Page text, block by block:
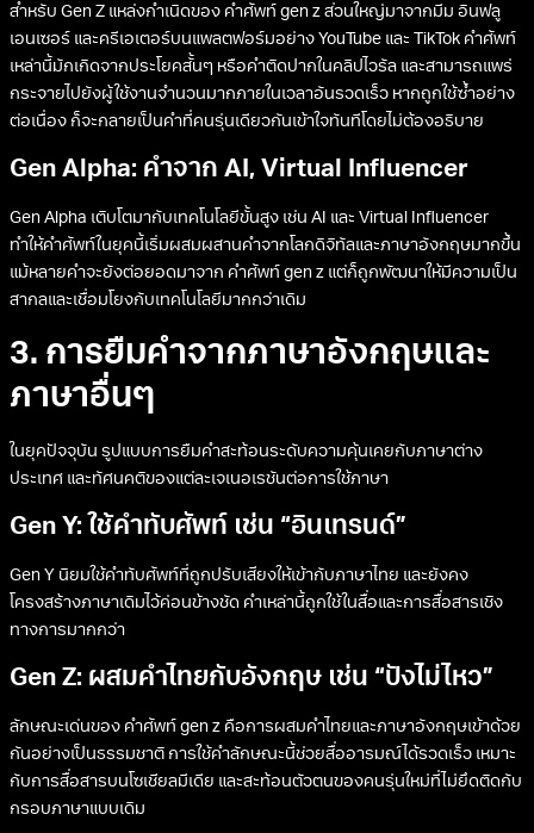
สำหรับ Gen Z แหล่งกำเนิดของ คําศัพท์ gen z ส่วนใหญ่มาจากมีม อินฟลู
เอนเซอร์ และครีเอเตอร์บนแพลตฟอร์มอย่าง YouTube และ TikTok คำศัพท์
เหล่านี้มักเกิดจากประโยคสั้นๆ หรือคำติดปากในคลิปไวรัล และสามารถแพร่
กระจายไปยังผู้ใช้งานจำนวนมากภายในเวลาอันรวดเร็ว หากถูกใช้ซ้ำอย่าง
ต่อเนื่อง ก็จะกลายเป็นคำที่คนรุ่นเดียวกันเข้าใจทันทีโดยไม่ต้องอธิบาย
Gen Alpha: คำจาก AI, Virtual Influencer
Gen Alpha เติบโตมากับเทคโนโลยีขั้นสูง เช่น AI และ Virtual Influencer
ทำให้คำศัพท์ในยุคนี้เริ่มผสมผสานคำจากโลกดิจิทัลและภาษาอังกฤษมากขึ้น
แม้หลายคำจะยังต่อยอดมาจาก คําศัพท์ gen z แต่ก็ถูกพัฒนาให้มีความเป็น
สากลและเชื่อมโยงกับเทคโนโลยีมากกว่าเดิม
3. การยืมคำจากภาษาอังกฤษและ
ภาษาอื่นๆ
ในยุคปัจจุบัน รูปแบบการยืมคำสะท้อนระดับความคุ้นเคยกับภาษาต่าง
ประเทศ และทัศนคติของแต่ละเจเนอเรชันต่อการใช้ภาษา
Gen Y: ใช้คำทับศัพท์ เช่น “อินเทรนด์”
Gen Y นิยมใช้คำทับศัพท์ที่ถูกปรับเสียงให้เข้ากับภาษาไทย และยังคง
โครงสร้างภาษาเดิมไว้ค่อนข้างชัด คำเหล่านี้ถูกใช้ในสื่อและการสื่อสารเชิง
ทางการมากกว่า
Gen Z: ผสมคำไทยกับอังกฤษ เช่น “ปังไม่ไหว”
ลักษณะเด่นของ คําศัพท์ gen z คือการผสมคำไทยและภาษาอังกฤษเข้าด้วย
กันอย่างเป็นธรรมชาติ การใช้คำลักษณะนี้ช่วยสื่ออารมณ์ได้รวดเร็ว เหมาะ
กับการสื่อสารบนโซเชียลมีเดีย และสะท้อนตัวตนของคนรุ่นใหม่ที่ไม่ยึดติดกับ
กรอบภาษาแบบเดิม